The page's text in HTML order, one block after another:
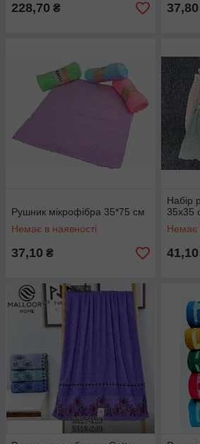
228,70 ₴ 37,80
Рушник мікрофібра 35*75 см
Немає в наявності
37,10 ₴
Набір
35х35
Немає
41,10